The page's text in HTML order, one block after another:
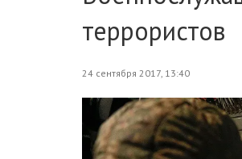
террористов
24 сентября 2017, 13:40